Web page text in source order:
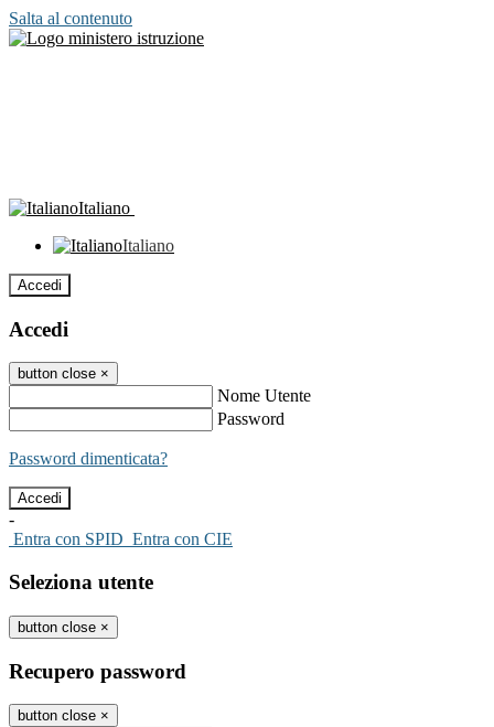
Salta al contenuto
Italiano
Italiano
Accedi
Accedi
button close ×
Nome Utente
Password
Password dimenticata?
-
Entra con SPID Entra con CIE
Seleziona utente
button close ×
Recupero password
button close ×